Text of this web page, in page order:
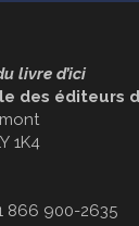
livre d’ici
des éditeurs
1K4
866 900-2635